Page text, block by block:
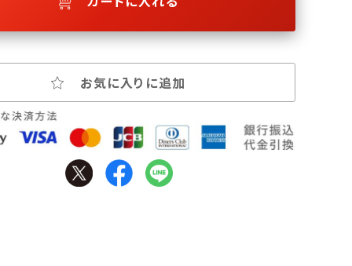
お気に入りに追加